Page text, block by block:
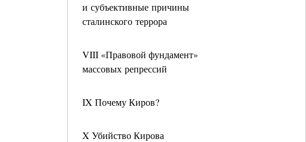
и субъективные причины
сталинского террора
VIII «Правовой фундамент»
массовых репрессий
IX Почему Киров?
X Убийство Кирова